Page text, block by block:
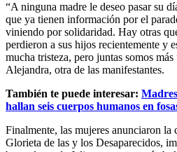
“A ninguna madre le deseo pasar su
que ya tienen información por el
viniendo por solidaridad. Hay otras
perdieron a sus hijos recientemente y
mucha tristeza, pero juntas somos
Alejandra, otra de las manifestantes.
También te puede interesar:
hallan seis cuerpos humanos en
Finalmente, las mujeres anunciaron la
Glorieta de las y los Desaparecidos,